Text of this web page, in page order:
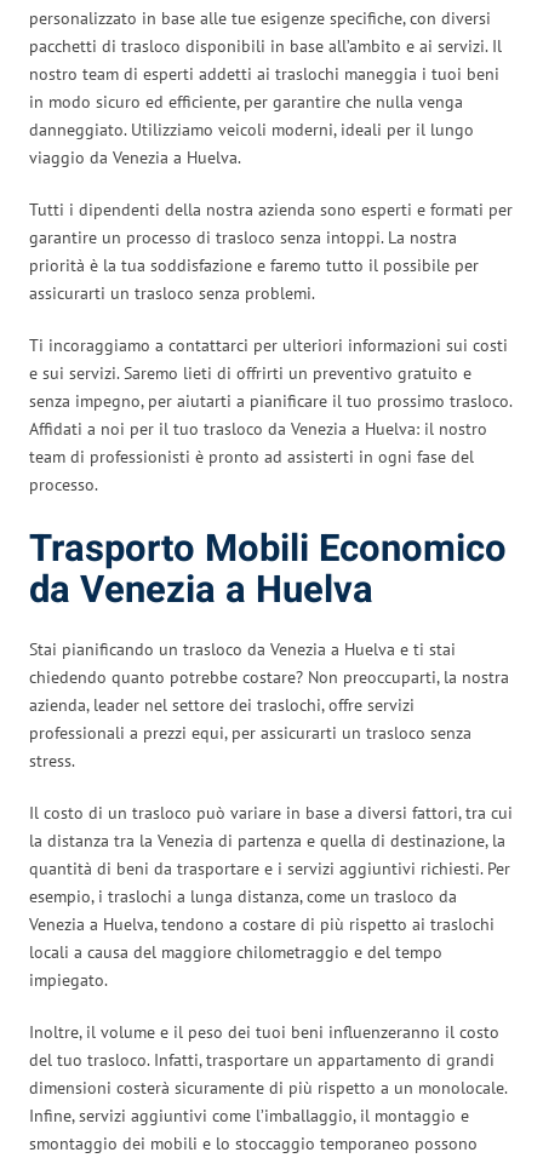
personalizzato in base alle tue esigenze specifiche, con diversi
pacchetti di trasloco disponibili in base all’ambito e ai servizi. Il
nostro team di esperti addetti ai traslochi maneggia i tuoi beni
in modo sicuro ed efficiente, per garantire che nulla venga
danneggiato. Utilizziamo veicoli moderni, ideali per il lungo
viaggio da Venezia a Huelva.
Tutti i dipendenti della nostra azienda sono esperti e formati per
garantire un processo di trasloco senza intoppi. La nostra
priorità è la tua soddisfazione e faremo tutto il possibile per
assicurarti un trasloco senza problemi.
Ti incoraggiamo a contattarci per ulteriori informazioni sui costi
e sui servizi. Saremo lieti di offrirti un preventivo gratuito e
senza impegno, per aiutarti a pianificare il tuo prossimo trasloco.
Affidati a noi per il tuo trasloco da Venezia a Huelva: il nostro
team di professionisti è pronto ad assisterti in ogni fase del
processo.
Trasporto Mobili Economico
da Venezia a Huelva
Stai pianificando un trasloco da Venezia a Huelva e ti stai
chiedendo quanto potrebbe costare? Non preoccuparti, la nostra
azienda, leader nel settore dei traslochi, offre servizi
professionali a prezzi equi, per assicurarti un trasloco senza
stress.
Il costo di un trasloco può variare in base a diversi fattori, tra cui
la distanza tra la Venezia di partenza e quella di destinazione, la
quantità di beni da trasportare e i servizi aggiuntivi richiesti. Per
esempio, i traslochi a lunga distanza, come un trasloco da
Venezia a Huelva, tendono a costare di più rispetto ai traslochi
locali a causa del maggiore chilometraggio e del tempo
impiegato.
Inoltre, il volume e il peso dei tuoi beni influenzeranno il costo
del tuo trasloco. Infatti, trasportare un appartamento di grandi
dimensioni costerà sicuramente di più rispetto a un monolocale.
Infine, servizi aggiuntivi come l’imballaggio, il montaggio e
smontaggio dei mobili e lo stoccaggio temporaneo possono